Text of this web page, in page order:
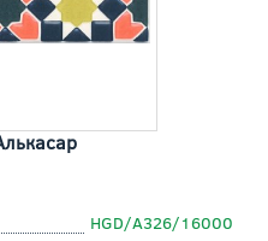
HGD/A326/16000